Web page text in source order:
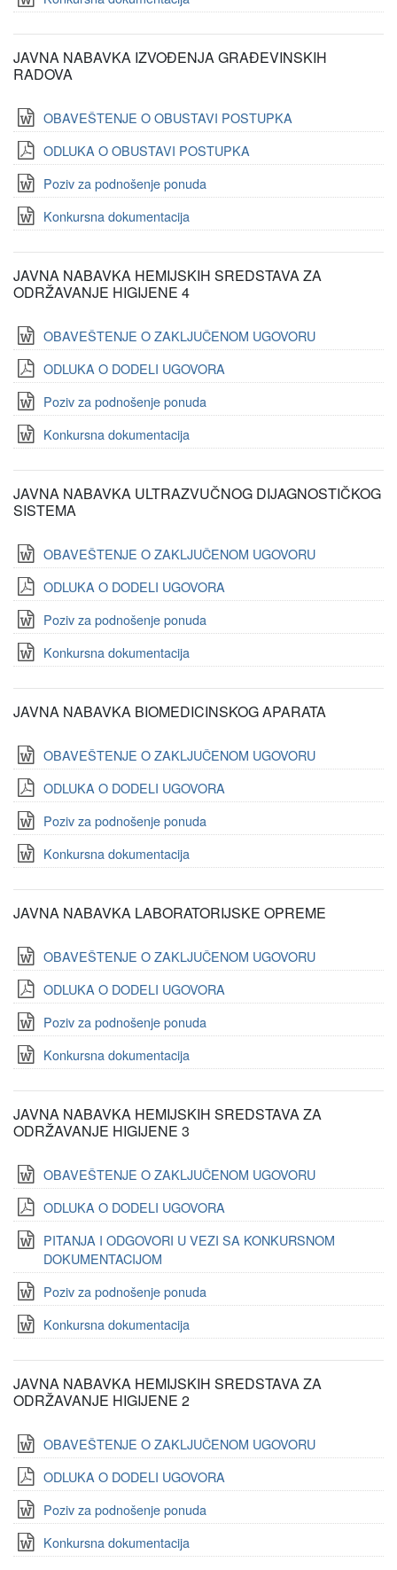
JAVNA NABAVKA IZVOĐENJA GRAĐEVINSKIH
RADOVA
OBAVEŠTENJE O OBUSTAVI POSTUPKA
ODLUKA O OBUSTAVI POSTUPKA
Poziv za podnošenje ponuda
Konkursna dokumentacija
JAVNA NABAVKA HEMIJSKIH SREDSTAVA ZA
ODRŽAVANJE HIGIJENE 4
OBAVEŠTENJE O ZAKLJUČENOM UGOVORU
ODLUKA O DODELI UGOVORA
Poziv za podnošenje ponuda
Konkursna dokumentacija
JAVNA NABAVKA ULTRAZVUČNOG DIJAGNOSTIČKOG
SISTEMA
OBAVEŠTENJE O ZAKLJUČENOM UGOVORU
ODLUKA O DODELI UGOVORA
Poziv za podnošenje ponuda
Konkursna dokumentacija
JAVNA NABAVKA BIOMEDICINSKOG APARATA
OBAVEŠTENJE O ZAKLJUČENOM UGOVORU
ODLUKA O DODELI UGOVORA
Poziv za podnošenje ponuda
Konkursna dokumentacija
JAVNA NABAVKA LABORATORIJSKE OPREME
OBAVEŠTENJE O ZAKLJUČENOM UGOVORU
ODLUKA O DODELI UGOVORA
Poziv za podnošenje ponuda
Konkursna dokumentacija
JAVNA NABAVKA HEMIJSKIH SREDSTAVA ZA
ODRŽAVANJE HIGIJENE 3
OBAVEŠTENJE O ZAKLJUČENOM UGOVORU
ODLUKA O DODELI UGOVORA
PITANJA I ODGOVORI U VEZI SA KONKURSNOM
DOKUMENTACIJOM
Poziv za podnošenje ponuda
Konkursna dokumentacija
JAVNA NABAVKA HEMIJSKIH SREDSTAVA ZA
ODRŽAVANJE HIGIJENE 2
OBAVEŠTENJE O ZAKLJUČENOM UGOVORU
ODLUKA O DODELI UGOVORA
Poziv za podnošenje ponuda
Konkursna dokumentacija